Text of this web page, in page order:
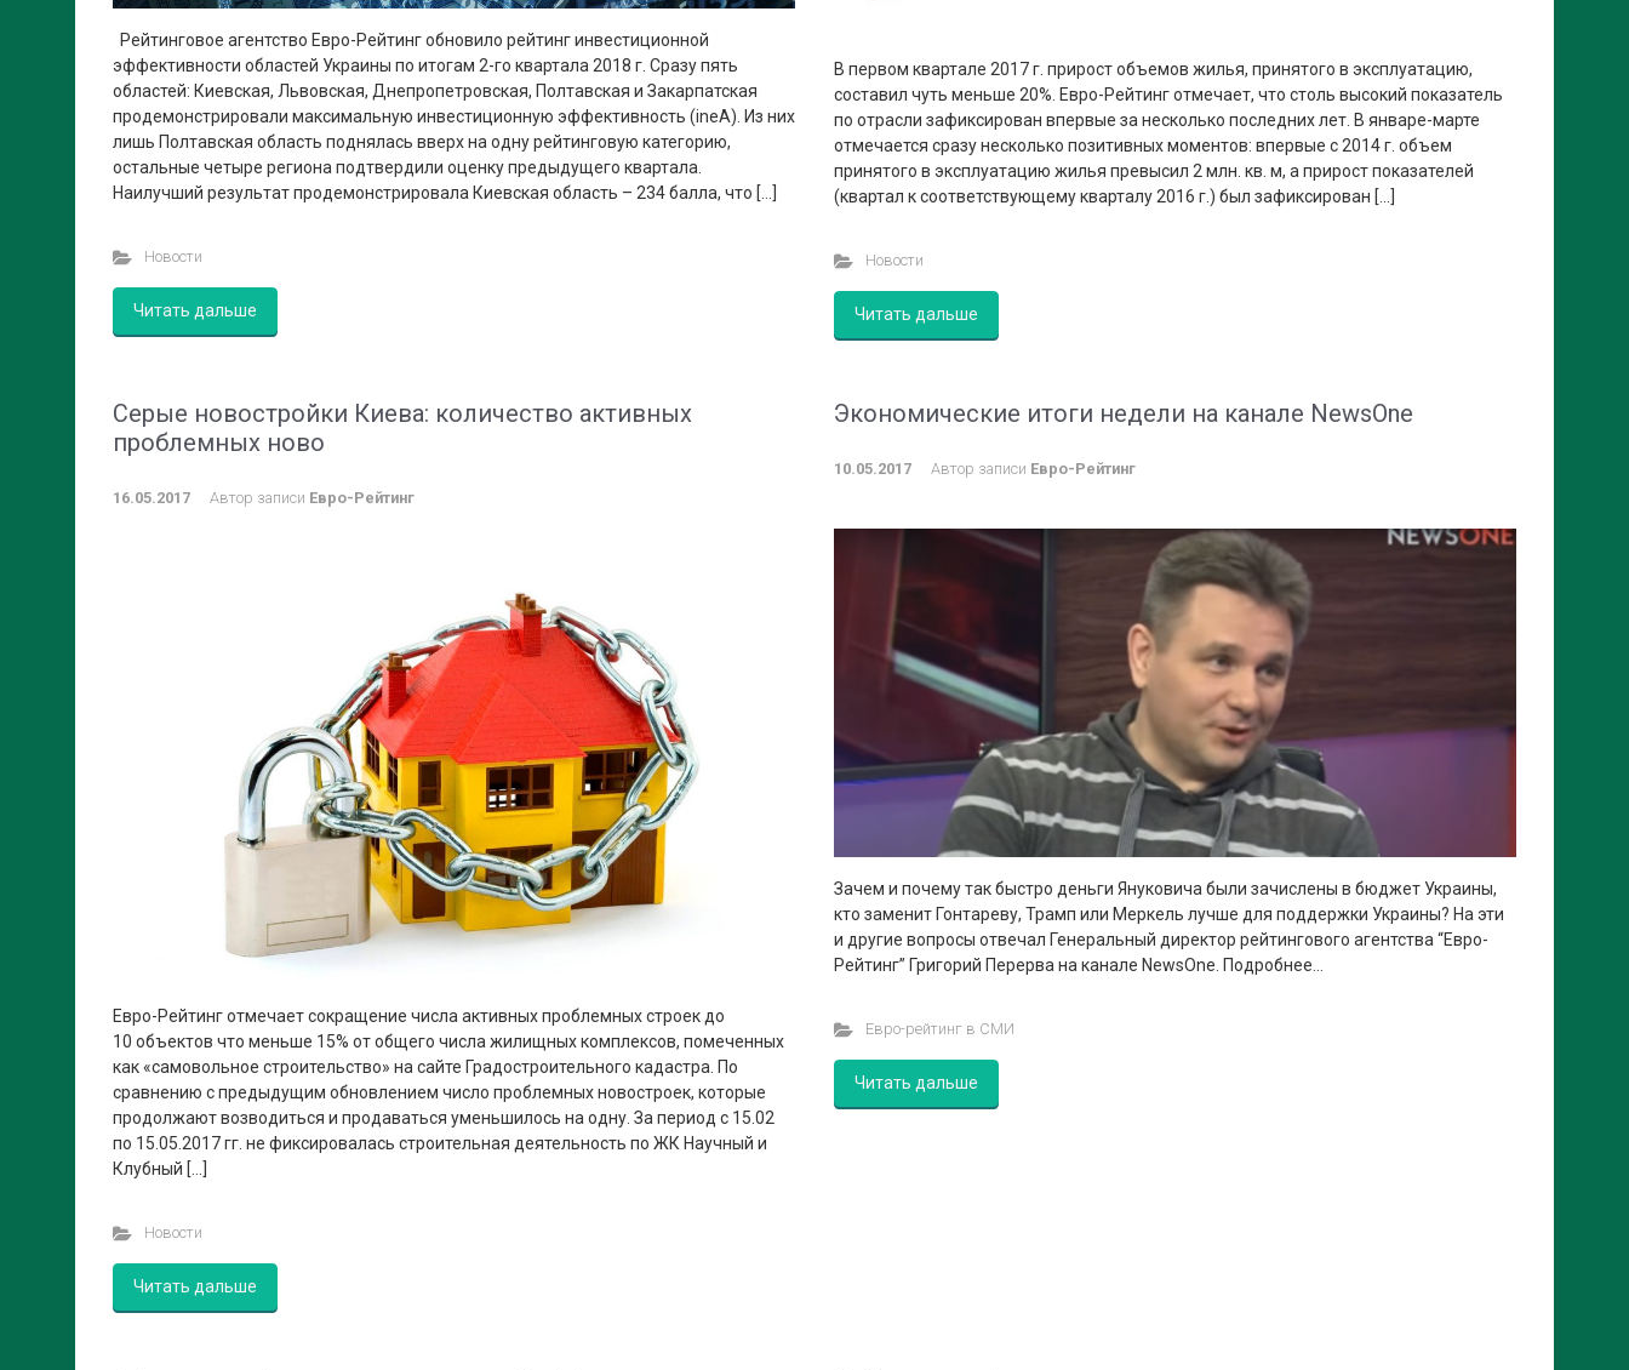
Рейтинговое агентство Евро-Рейтинг обновило рейтинг инвестиционной
эффективности областей Украины по итогам 2-го квартала 2018 г. Сразу пять
областей: Киевская, Львовская, Днепропетровская, Полтавская и Закарпатская
продемонстрировали максимальную инвестиционную эффективность (ineА). Из них
лишь Полтавская область поднялась вверх на одну рейтинговую категорию,
остальные четыре региона подтвердили оценку предыдущего квартала.
Наилучший результат продемонстрировала Киевская область – 234 балла, что […]
Новости
Читать дальше
В первом квартале 2017 г. прирост объемов жилья, принятого в эксплуатацию,
составил чуть меньше 20%. Евро-Рейтинг отмечает, что столь высокий показатель
по отрасли зафиксирован впервые за несколько последних лет. В январе-марте
отмечается сразу несколько позитивных моментов: впервые с 2014 г. объем
принятого в эксплуатацию жилья превысил 2 млн. кв. м, а прирост показателей
(квартал к соответствующему кварталу 2016 г.) был зафиксирован […]
Новости
Читать дальше
Серые новостройки Киева: количество активных
проблемных ново
16.05.2017 Автор записи Евро-Рейтинг
Евро-Рейтинг отмечает сокращение числа активных проблемных строек до
10 объектов что меньше 15% от общего числа жилищных комплексов, помеченных
как «самовольное строительство» на сайте Градостроительного кадастра. По
сравнению с предыдущим обновлением число проблемных новостроек, которые
продолжают возводиться и продаваться уменьшилось на одну. За период с 15.02
по 15.05.2017 гг. не фиксировалась строительная деятельность по ЖК Научный и
Клубный […]
Новости
Читать дальше
Экономические итоги недели на канале NewsOne
10.05.2017 Автор записи Евро-Рейтинг
Зачем и почему так быстро деньги Януковича были зачислены в бюджет Украины,
кто заменит Гонтареву, Трамп или Меркель лучше для поддержки Украины? На эти
и другие вопросы отвечал Генеральный директор рейтингового агентства “Евро-
Рейтинг” Григорий Перерва на канале NewsOne. Подробнее…
Евро-рейтинг в СМИ
Читать дальше